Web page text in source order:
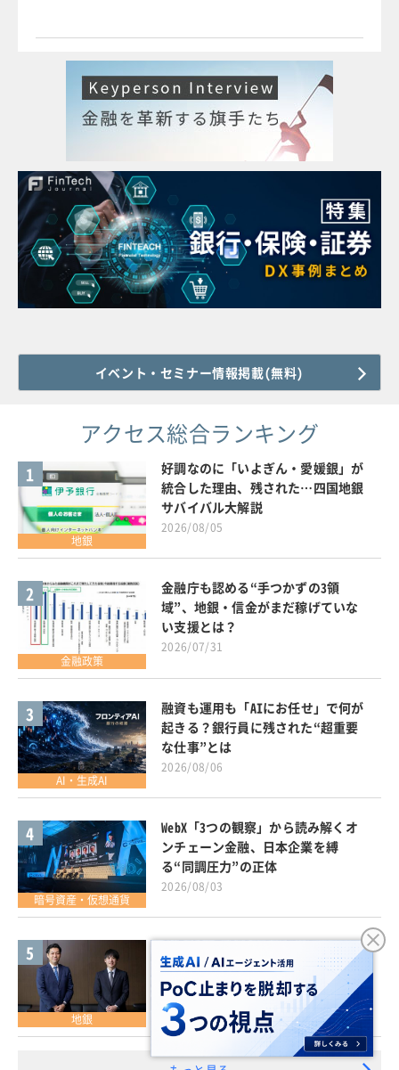
イベント・セミナー情報掲載(無料)
アクセス総合ランキング
1
地銀
好調なのに「いよぎん・愛媛銀」が
統合した理由、残された…四国地銀
サバイバル大解説
2026/08/05
2
金融政策
金融庁も認める“手つかずの3領
域”、地銀・信金がまだ稼げていな
い支援とは？
2026/07/31
3
AI・生成AI
融資も運用も「AIにお任せ」で何が
起きる？銀行員に残された“超重要
な仕事”とは
2026/08/06
4
暗号資産・仮想通貨
WebX「3つの観察」から読み解くオ
ンチェーン金融、日本企業を縛
る“同調圧力”の正体
2026/08/03
5
地銀
なぜ全銀協は「リバースピッチ」を
仕掛けた？ 銀行を“協業ハブ”にす
る3ステップとは
2026/08/04